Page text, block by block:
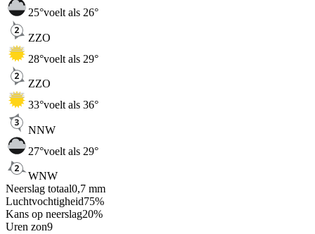
25°voelt als 26°
ZZO
28°voelt als 29°
ZZO
33°voelt als 36°
NNW
27°voelt als 29°
WNW
Neerslag totaal0,7 mm
Luchtvochtigheid75%
Kans op neerslag20%
Uren zon9